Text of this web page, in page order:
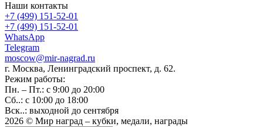
Наши контакты
+7 (499) 151-52-01
+7 (499) 151-52-01
WhatsApp
Telegram
moscow@mir-nagrad.ru
г. Москва, Ленинградский проспект, д. 62.
Режим работы:
Пн. – Пт.: с 9:00 до 20:00
Сб..: с 10:00 до 18:00
Вск..: выходной до сентября
2026 © Мир наград – кубки, медали, награды